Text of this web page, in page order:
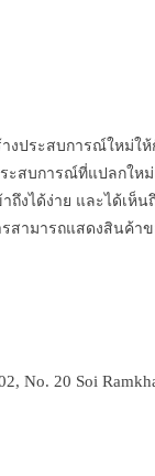
างประสบการณ์ให
ะสบการณ์ที่แปลกให
ถึงได้ง่าย และได้เห็
สามารถแสดงสินค้า
No. 20 Soi